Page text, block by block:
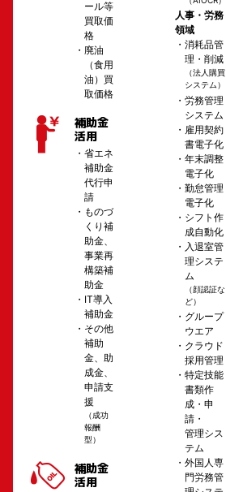
ール等
買取価
格
廃油
（食用
油）買
取価格
補助金
活用
省エネ
補助金
代行申
請
ものづ
くり補
助金、
事業再
構築補
助金
IT導入
補助金
その他
補助
金、助
成金、
申請支
援
（成功
報酬
型）
補助金
活用
人事・労務
領域
消耗品管
理・削減
（法人購買
システム）
労務管理
システム
雇用契約
書電子化
年末調整
電子化
勤怠管理
電子化
シフト作
成自動化
入退室管
理システ
ム
（顔認証な
ど）
グループ
ウエア
クラウド
採用管理
特定技能
書類作
成・申
請・
管理シス
テム
外国人専
門労務管